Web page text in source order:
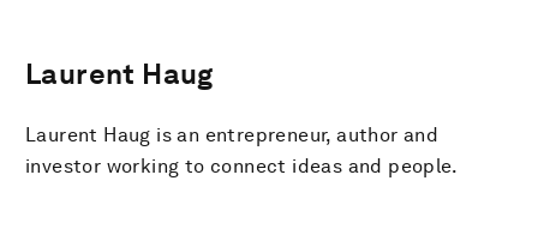
Laurent Haug
Laurent Haug is an entrepreneur, author and
investor working to connect ideas and people.